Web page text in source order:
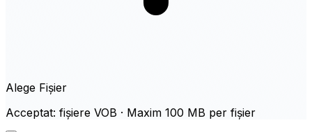
Alege Fișier
Acceptat: fișiere VOB · Maxim 100 MB per fișier